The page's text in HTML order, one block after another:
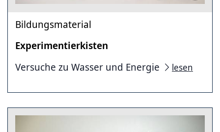
Bildungsmaterial
Experimentierkisten
Versuche zu Wasser und Energie
lesen